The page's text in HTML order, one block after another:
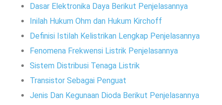
Dasar Elektronika Daya Berikut Penjelasannya
Inilah Hukum Ohm dan Hukum Kirchoff
Definisi Istilah Kelistrikan Lengkap Penjelasannya
Fenomena Frekwensi Listrik Penjelasannya
Sistem Distribusi Tenaga Listrik
Transistor Sebagai Penguat
Jenis Dan Kegunaan Dioda Berikut Penjelasannya